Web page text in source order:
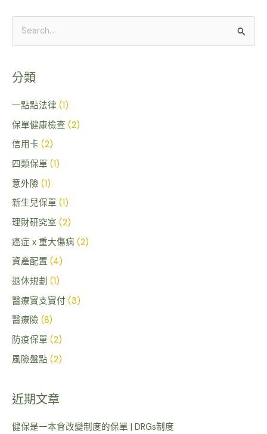
鍵
字
:
分類
一點點法律 (1)
保單健康檢查 (2)
信用卡 (2)
四類保單 (1)
意外險 (1)
新生兒保單 (1)
理財研究室 (2)
癌症 x 重大傷病 (2)
資產配置 (4)
退休規劃 (1)
醫療實支實付 (3)
醫療險 (8)
防疫保單 (2)
風險盤點 (2)
近期文章
健保是一本會改變制度的保單 | DRGs制度